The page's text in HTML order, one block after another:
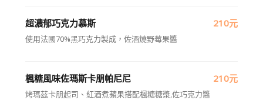
超濃郁巧克力慕斯 210元
使用法國70%黑巧克力製成，佐酒燒野莓果醬
楓糖風味佐瑪斯卡朋帕尼尼 210元
烤瑪茲卡朋起司、紅酒煮蘋果搭配楓糖糖漿,佐巧克力醬